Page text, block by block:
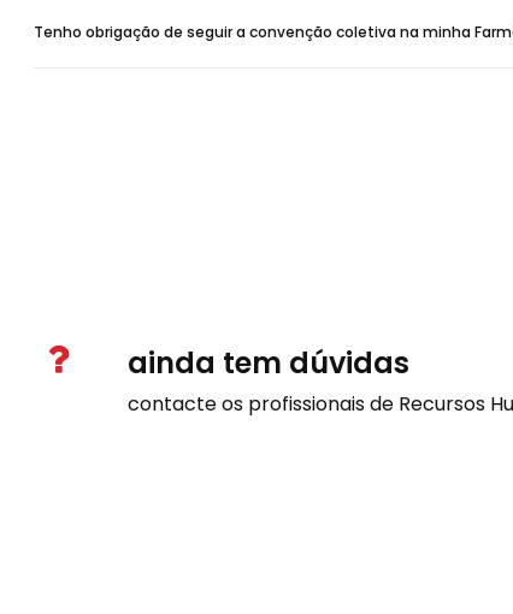
Tenho obrigação de seguir a convenção coletiva na minha
ainda tem dúvidas
contacte os profissionais de Recursos